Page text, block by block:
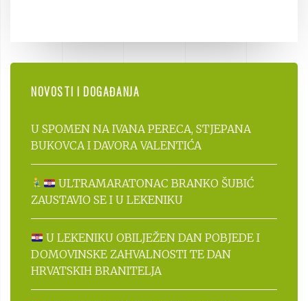
NOVOSTI I DOGAĐANJA
U SPOMEN NA IVANA PERECA, STJEPANA
BUKOVCA I DAVORA VALENTIĆA
ULTRAMARATONAC BRANKO ŠUBIĆ
ZAUSTAVIO SE I U LEKENIKU
U LEKENIKU OBILJEŽEN DAN POBJEDE I
DOMOVINSKE ZAHVALNOSTI TE DAN
HRVATSKIH BRANITELJA